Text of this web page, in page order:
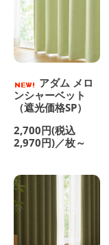
アダム メロ
ンシャーベット
（遮光価格SP）
2,700円(税込
2,970円)／枚～